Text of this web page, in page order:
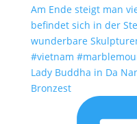
Lady Buddha in Da
Bronzest